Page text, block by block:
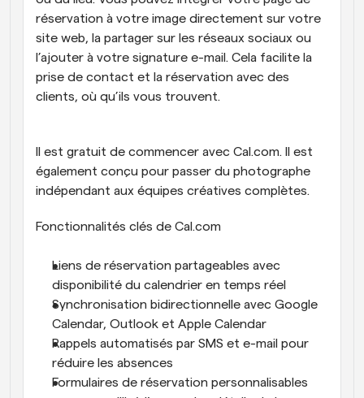
réservation à votre image directement sur votre
site web, la partager sur les réseaux sociaux ou
l’ajouter à votre signature e-mail. Cela facilite la
prise de contact et la réservation avec des
clients, où qu’ils vous trouvent.
Il est gratuit de commencer avec Cal.com. Il est
également conçu pour passer du photographe
indépendant aux équipes créatives complètes.
Fonctionnalités clés de Cal.com
Liens de réservation partageables avec
disponibilité du calendrier en temps réel
Synchronisation bidirectionnelle avec Google
Calendar, Outlook et Apple Calendar
Rappels automatisés par SMS et e-mail pour
réduire les absences
Formulaires de réservation personnalisables